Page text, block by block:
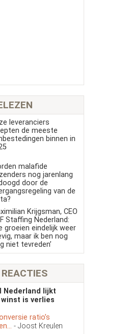
leveranciers
de meeste
binnen in
malafide
nog jarenlang
door de
van de
Krijgsman, CEO
Staffing Nederland:
groeien eindelijk weer
maar ik ben nog
niet tevreden’
Nederland lijkt
is verlies
ratio’s
- Joost Kreulen